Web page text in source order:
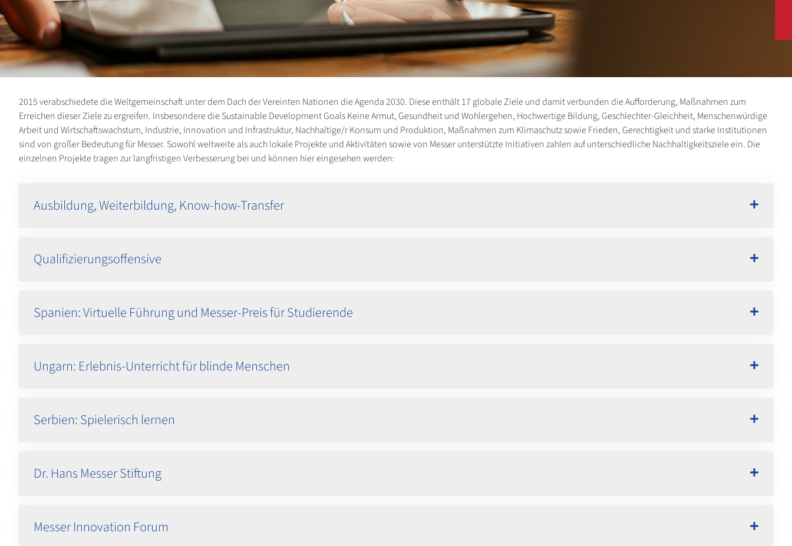
2015 verabschiedete die Weltgemeinschaft unter dem Dach der Vereinten Nationen die Agenda 2030. Diese enthält 17 globale Ziele und damit verbunden die Aufforderung, Maßnahmen zum
Erreichen dieser Ziele zu ergreifen. Insbesondere die Sustainable Development Goals Keine Armut, Gesundheit und Wohlergehen, Hochwertige Bildung, Geschlechter-Gleichheit, Menschenwürdige
Arbeit und Wirtschaftswachstum, Industrie, Innovation und Infrastruktur, Nachhaltige/r Konsum und Produktion, Maßnahmen zum Klimaschutz sowie Frieden, Gerechtigkeit und starke Institutionen
sind von großer Bedeutung für Messer. Sowohl weltweite als auch lokale Projekte und Aktivitäten sowie von Messer unterstützte Initiativen zahlen auf unterschiedliche Nachhaltigkeitsziele ein. Die
einzelnen Projekte tragen zur langfristigen Verbesserung bei und können hier eingesehen werden:
Ausbildung, Weiterbildung, Know-how-Transfer
Qualifizierungsoffensive
Spanien: Virtuelle Führung und Messer-Preis für Studierende
Ungarn: Erlebnis-Unterricht für blinde Menschen
Serbien: Spielerisch lernen
Dr. Hans Messer Stiftung
Messer Innovation Forum